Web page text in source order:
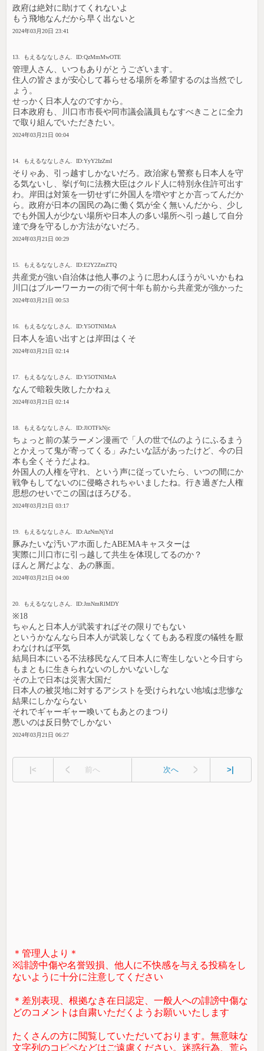
政府は絶対に助けてくれないよ
もう飛地なんだから早く出ないと
2024年03月20日 23:41
13. もえるななしさん. ID:QzMmMwOTE
管理人さん、いつもありがとうございます。
住人の皆さまが安心して暮らせる場所を希望するのは当然でし
ょう。
せっかく日本人なのですから。
日本政府も、川口市市長や同市議会議員もなすべきことに全力
で取り組んでいただきたい。
2024年03月21日 00:04
14. もえるななしさん. ID:YyY2IzZmI
そりゃあ、引っ越すしかないだろ。政治家も警察も日本人を守
る気ないし、挙げ句に法務大臣はクルド人に特別永住許可出す
わ。岸田は対策を一切せずに外国人を増やすとか言ってんだか
ら。政府が日本の国民の為に働く気が全く無いんだから、少し
でも外国人が少ない場所や日本人の多い場所へ引っ越して自分
達で身を守るしか方法がないだろ。
2024年03月21日 00:29
15. もえるななしさん. ID:E2Y2ZmZTQ
共産党が強い自治体は他人事のように思わんほうがいいかもね
川口はブルーワーカーの街で何十年も前から共産党が強かった
2024年03月21日 00:53
16. もえるななしさん. ID:Y5OTNlMzA
日本人を追い出すとは岸田はくそ
2024年03月21日 02:14
17. もえるななしさん. ID:Y5OTNlMzA
なんで暗殺失敗したかねぇ
2024年03月21日 02:14
18. もえるななしさん. ID:JlOTFkNjc
ちょっと前の某ラーメン漫画で「人の世で仏のようにふるまう
とかえって鬼が寄ってくる」みたいな話があったけど、今の日
本も全くそうだよね。
外国人の人権を守れ、という声に従っていたら、いつの間にか
戦争もしてないのに侵略されちゃいましたね。行き過ぎた人権
思想のせいでこの国はほろびる。
2024年03月21日 03:17
19. もえるななしさん. ID:AzNmNjYzI
豚みたいな汚いアホ面したABEMAキャスターは
実際に川口市に引っ越して共生を体現してるのか？
ほんと屑だよな、あの豚面。
2024年03月21日 04:00
20. もえるななしさん. ID:JmNmRlMDY
※18
ちゃんと日本人が武装すればその限りでもない
というかなんなら日本人が武装しなくてもある程度の犠牲を厭
わなければ平気
結局日本にいる不法移民なんて日本人に寄生しないと今日すら
もまともに生きられないのしかいないしな
その上で日本は災害大国だ
日本人の被災地に対するアシストを受けられない地域は悲惨な
結果にしかならない
それでギャーギャー喚いてもあとのまつり
悪いのは反日勢でしかない
2024年03月21日 06:27
|< 前へ 次へ >|
＊管理人より＊
※誹謗中傷や名誉毀損、他人に不快感を与える投稿をし
ないように十分に注意してください
＊差別表現、根拠なき在日認定、一般人への誹謗中傷な
どのコメントは自粛いただくようお願いいたします
たくさんの方に閲覧していただいております。無意味な
文字列のコピペなどはご遠慮ください。迷惑行為、荒ら